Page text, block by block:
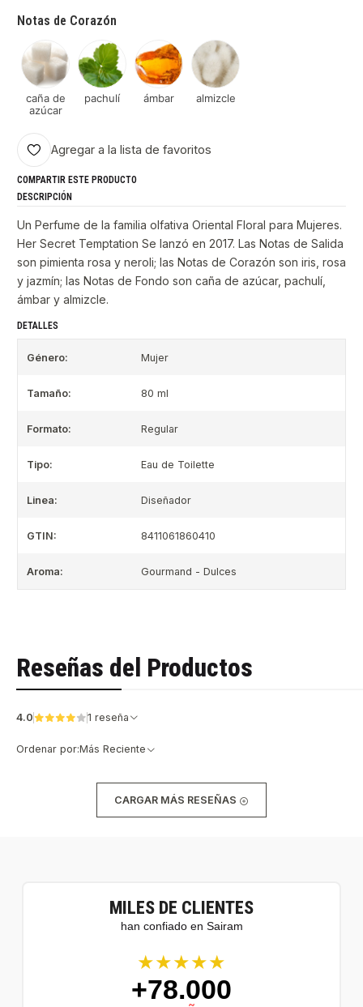
Notas de Corazón
caña de
azúcar
pachulí ámbar almizcle
Agregar a la lista de favoritos
COMPARTIR ESTE PRODUCTO
DESCRIPCIÓN
Un Perfume de la familia olfativa Oriental Floral para Mujeres.
Her Secret Temptation Se lanzó en 2017. Las Notas de Salida
son pimienta rosa y neroli; las Notas de Corazón son iris, rosa
y jazmín; las Notas de Fondo son caña de azúcar, pachulí,
ámbar y almizcle.
DETALLES
Género: Mujer
Tamaño: 80 ml
Formato: Regular
Tipo: Eau de Toilette
Linea: Diseñador
GTIN: 8411061860410
Aroma: Gourmand - Dulces
Reseñas del Productos
4.0 1 reseña
Ordenar por:Más Reciente
CARGAR MÁS RESEÑAS
MILES DE CLIENTES
han confiado en Sairam
★★★★★
+78.000